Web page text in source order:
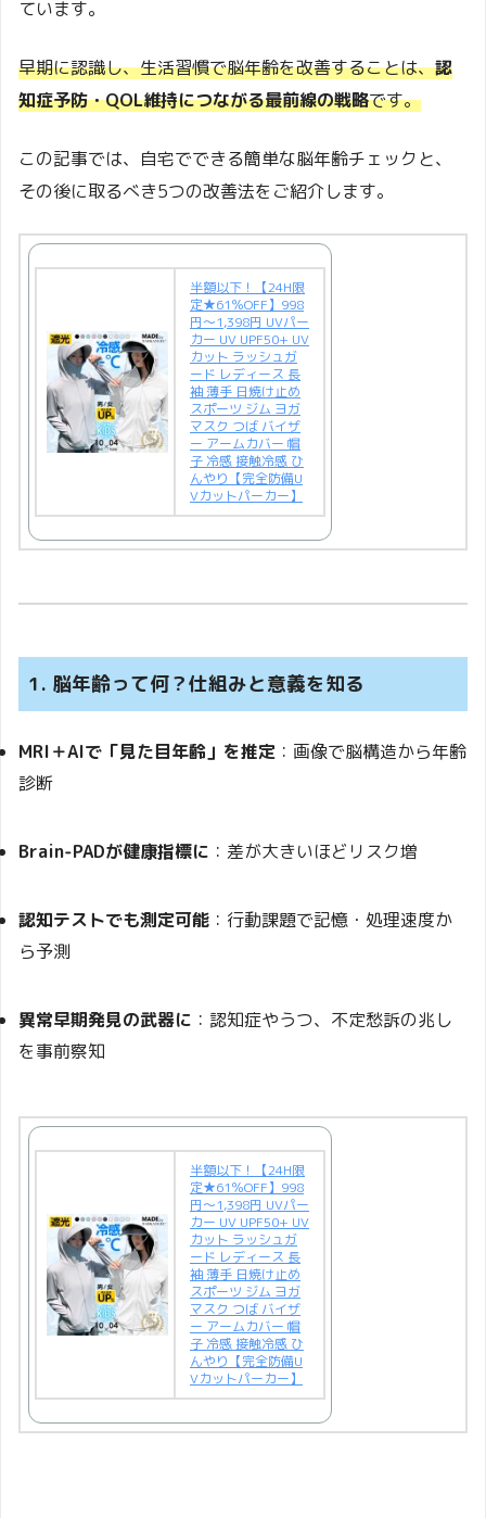
ています。
早期に認識し、生活習慣で脳年齢を改善することは、認
知症予防・QOL維持につながる最前線の戦略です。
この記事では、自宅でできる簡単な脳年齢チェックと、
その後に取るべき5つの改善法をご紹介します。
半額以下！【24H限
定★61％OFF】998
円～1,398円 UVパー
カー UV UPF50+ UV
カット ラッシュガ
ード レディース 長
袖 薄手 日焼け止め
スポーツ ジム ヨガ
マスク つば バイザ
ー アームカバー 帽
子 冷感 接触冷感 ひ
んやり【完全防備U
Vカットパーカー】
1. 脳年齢って何？仕組みと意義を知る
MRI＋AIで「見た目年齢」を推定 ：画像で脳構造から年齢
診断
Brain‑PADが健康指標に ：差が大きいほどリスク増
認知テストでも測定可能 ：行動課題で記憶・処理速度か
ら予測
異常早期発見の武器に ：認知症やうつ、不定愁訴の兆し
を事前察知
半額以下！【24H限
定★61％OFF】998
円～1,398円 UVパー
カー UV UPF50+ UV
カット ラッシュガ
ード レディース 長
袖 薄手 日焼け止め
スポーツ ジム ヨガ
マスク つば バイザ
ー アームカバー 帽
子 冷感 接触冷感 ひ
んやり【完全防備U
Vカットパーカー】